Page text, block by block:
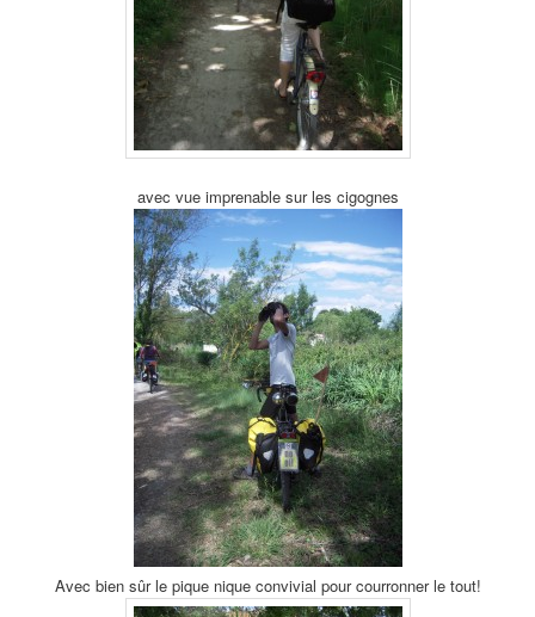
avec vue imprenable sur les cigognes
Avec bien sûr le pique nique convivial pour courronner le tout!